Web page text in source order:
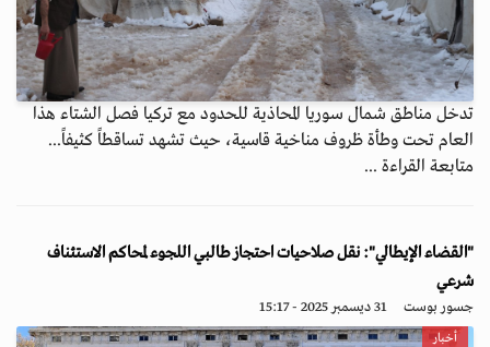
تدخل مناطق شمال سوريا المحاذية للحدود مع تركيا فصل الشتاء هذا
العام تحت وطأة ظروف مناخية قاسية، حيث تشهد تساقطاً كثيفاً...
متابعة القراءة ...
"القضاء الإيطالي": نقل صلاحيات احتجاز طالبي اللجوء لمحاكم الاستئناف
شرعي
جسور بوست 31 ديسمبر 2025 - 15:17
أخبار